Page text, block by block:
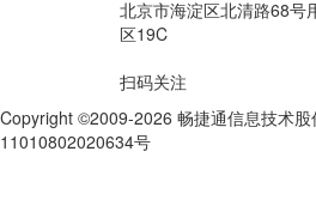
北京市海淀区北清路68号
区19C
扫码关注
Copyright ©2009-2026 畅捷通信息技术
11010802020634号